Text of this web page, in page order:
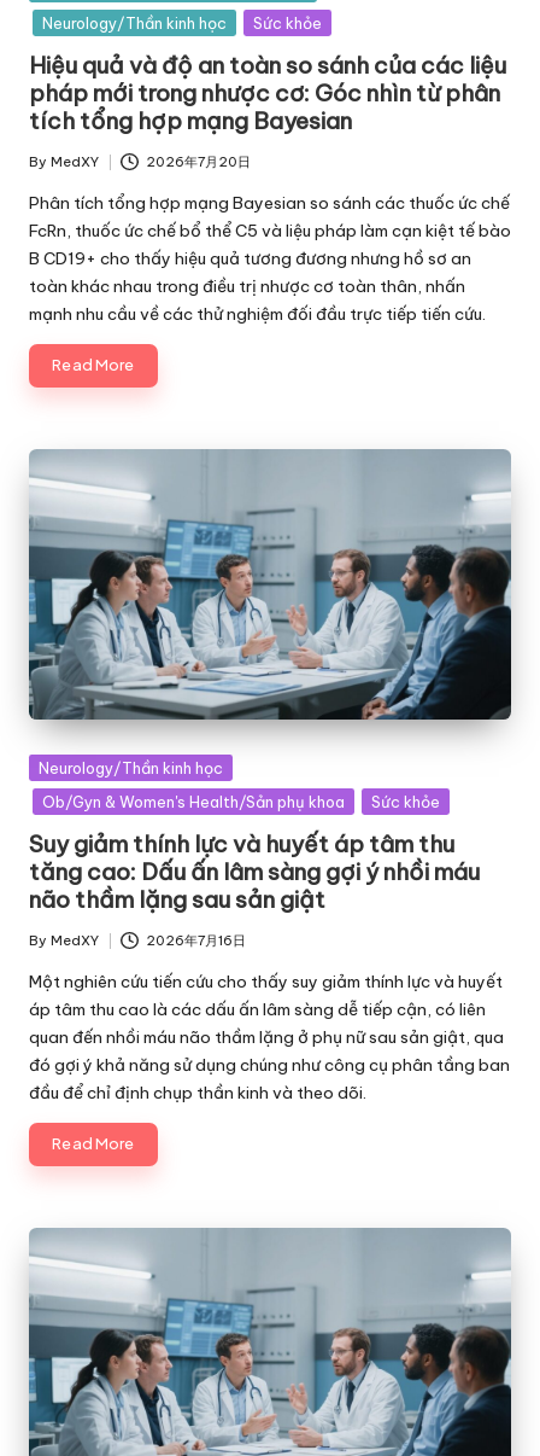
inNeurology/Thần kinh học
Sức khỏe
Hiệu quả và độ an toàn so sánh của các liệu
pháp mới trong nhược cơ: Góc nhìn từ phân
tích tổng hợp mạng Bayesian
Posted
by
By MedXY 2026年7月20日
Phân tích tổng hợp mạng Bayesian so sánh các thuốc ức chế
FcRn, thuốc ức chế bổ thể C5 và liệu pháp làm cạn kiệt tế bào
B CD19+ cho thấy hiệu quả tương đương nhưng hồ sơ an
toàn khác nhau trong điều trị nhược cơ toàn thân, nhấn
mạnh nhu cầu về các thử nghiệm đối đầu trực tiếp tiến cứu.
Read More
Posted
in
Neurology/Thần kinh học
Ob/Gyn & Women's Health/Sản phụ khoa
Sức khỏe
Suy giảm thính lực và huyết áp tâm thu
tăng cao: Dấu ấn lâm sàng gợi ý nhồi máu
não thầm lặng sau sản giật
Posted
by
By MedXY 2026年7月16日
Một nghiên cứu tiến cứu cho thấy suy giảm thính lực và huyết
áp tâm thu cao là các dấu ấn lâm sàng dễ tiếp cận, có liên
quan đến nhồi máu não thầm lặng ở phụ nữ sau sản giật, qua
đó gợi ý khả năng sử dụng chúng như công cụ phân tầng ban
đầu để chỉ định chụp thần kinh và theo dõi.
Read More